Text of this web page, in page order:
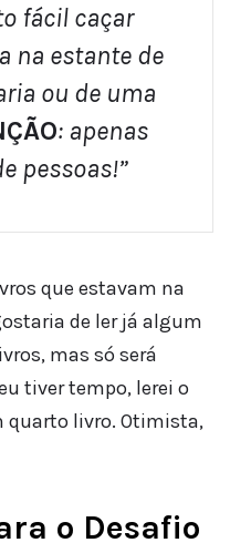
fácil caçar
na estante de
ou de uma
: apenas
pessoas!”
que estavam na
de ler já algum
mas só será
tiver tempo, lerei o
quarto livro. Otimista,
o Desafio